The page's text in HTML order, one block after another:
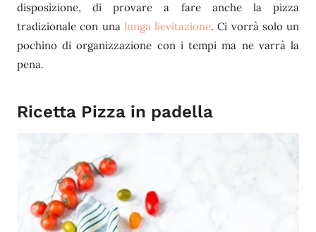
disposizione, di provare a fare anche la pizza
tradizionale con una lunga lievitazione. Ci vorrà solo un
pochino di organizzazione con i tempi ma ne varrà la
pena.
Ricetta Pizza in padella